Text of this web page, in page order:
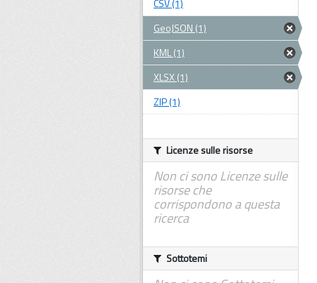
CSV (1)
GeoJSON (1)
KML (1)
XLSX (1)
ZIP (1)
Licenze sulle risorse
Non ci sono Licenze sulle
risorse che
corrispondono a questa
ricerca
Sottotemi